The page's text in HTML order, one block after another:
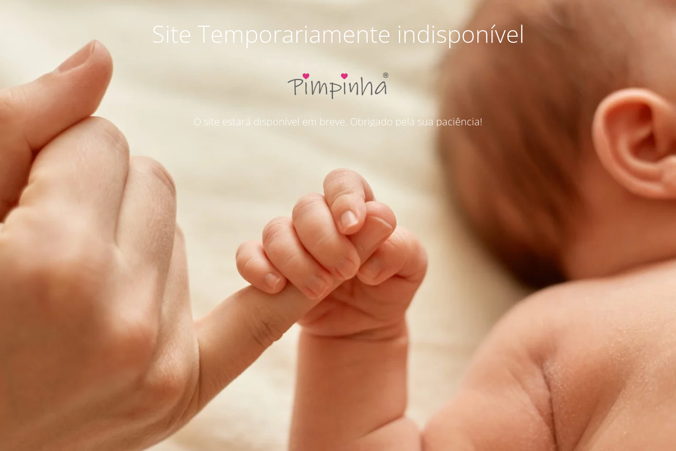
Site Temporariamente indisponível
O site estará disponível em breve. Obrigado pela sua paciência!